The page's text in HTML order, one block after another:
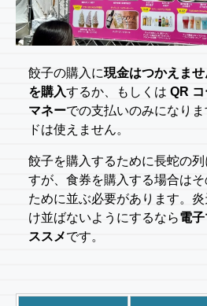
餃子の購入に現金はつかえませ
を購入するか、もしくは QR
マネーでの支払いのみになり
ドは使えません。
餃子を購入するために長蛇の
すが、食券を購入する場合は
ために並ぶ必要があります。
け並ばないようにするなら電
ススメです。